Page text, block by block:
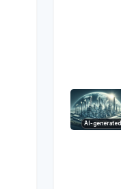
AI-generated